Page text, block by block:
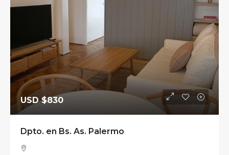
USD$830
Dpto. en Bs. As. Palermo